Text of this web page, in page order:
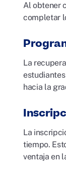
Al obtener
completar
La
hacia la
La
tiempo.
ventaja en